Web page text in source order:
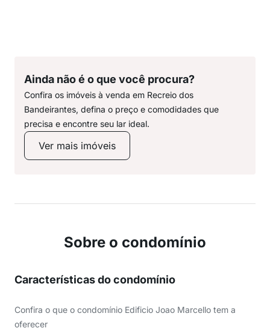
Ainda não é o que você procura?
Confira os imóveis à venda em Recreio dos
Bandeirantes, defina o preço e comodidades que
precisa e encontre seu lar ideal.
Ver mais imóveis
Sobre o condomínio
Características do condomínio
Confira o que o condomínio Edificio Joao Marcello tem a
oferecer